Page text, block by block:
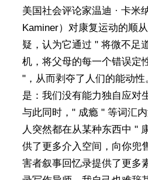
美国社会评论家温迪 · 卡米
Kaminer）对康复运动的顺
疑，认为它通过 " 将微不足
机，将父母的每一个错误定
"，从而剥夺了人们的能动
是：我们没有能力独自应对
与此同时，" 成瘾 " 等词汇
人突然都在从某种东西中 "
供了更多介入空间，向你兜
害者叙事回忆录提供了更多